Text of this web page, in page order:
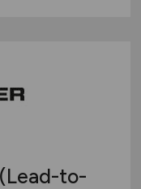
to-